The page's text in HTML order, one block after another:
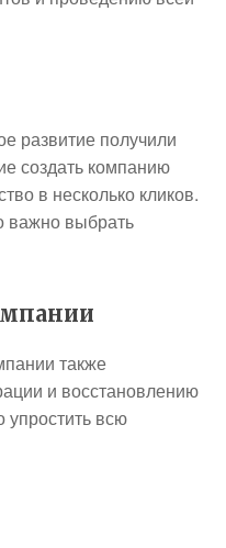
развитие получили
создать компанию
в несколько кликов.
важно выбрать
также
и восстановлению
упростить всю